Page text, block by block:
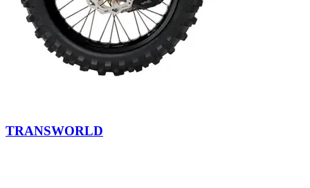
TRANSWORLD